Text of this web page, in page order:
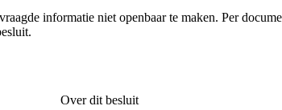
informatie niet openbaar te maken. Per
Over dit besluit